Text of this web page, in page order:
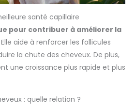
santé capillaire
pour contribuer à améliorer la
Elle aide à renforcer les follicules
la chute des cheveux. De plus,
une croissance plus rapide et plus
: quelle relation ?